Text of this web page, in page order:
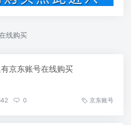
线购买
京东账号在线购买
0 京东账号